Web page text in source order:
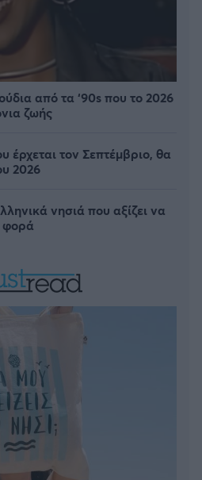
από τα ‘90s που το 2026
ζωής
έρχεται τον Σεπτέμβριο, θα
2026
νησιά που αξίζει να
φορά